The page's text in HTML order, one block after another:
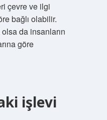
çevre ve ilgi
bağlı olabilir.
da insanların
göre
işlevi